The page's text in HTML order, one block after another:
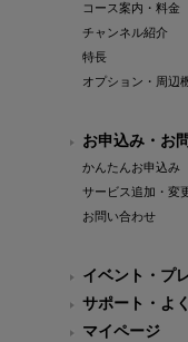
コース案内・料金
チャンネル紹介
特長
オプション・周辺
お申込み・お
かんたんお申込み
サービス追加・変
お問い合わせ
イベント・プ
サポート・よ
マイページ